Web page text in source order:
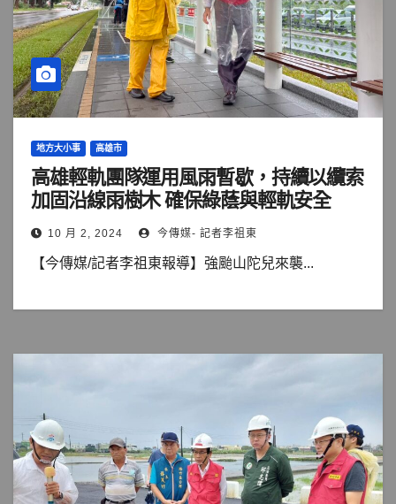
地方大小事 高雄市
高雄輕軌團隊運用風雨暫歇，持續以纜索
加固沿線雨樹木 確保綠蔭與輕軌安全
10 月 2, 2024 今傳媒- 記者李祖東
【今傳媒/記者李祖東報導】強颱山陀兒來襲...